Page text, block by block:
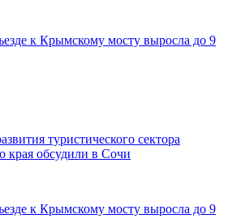
к Крымскому мосту выросла до 9
туристического сектора
края обсудили в Сочи
к Крымскому мосту выросла до 9